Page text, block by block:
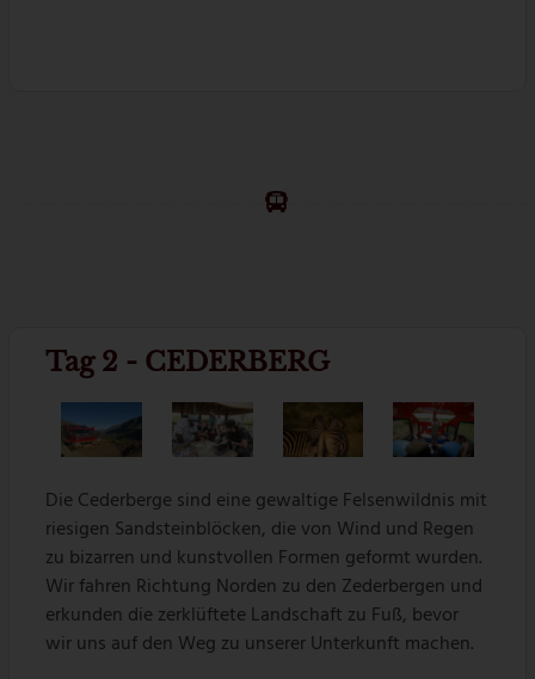
Tag 2 - CEDERBERG
Die Cederberge sind eine gewaltige Felsenwildnis mit
riesigen Sandsteinblöcken, die von Wind und Regen
zu bizarren und kunstvollen Formen geformt wurden.
Wir fahren Richtung Norden zu den Zederbergen und
erkunden die zerklüftete Landschaft zu Fuß, bevor
wir uns auf den Weg zu unserer Unterkunft machen.